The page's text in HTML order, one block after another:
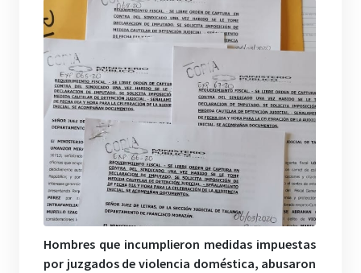
Hombres que incumplieron medidas impuestas
por juzgados de violencia doméstica, abusaron